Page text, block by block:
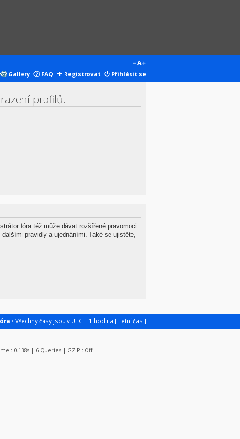
Gallery
FAQ Registrovat Přihlásit se
profilů.
fóra též může dávat rozšířené pravomoci
pravidly a ujednáními. Také se ujistěte,
• Všechny časy jsou v UTC + 1 hodina [ Letní čas ]
: 0.138s | 6 Queries | GZIP : Off